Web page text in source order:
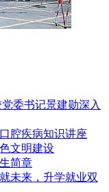
委书记景建勋深入
腔疾病知识讲座
文明建设
简章
未来，升学就业双